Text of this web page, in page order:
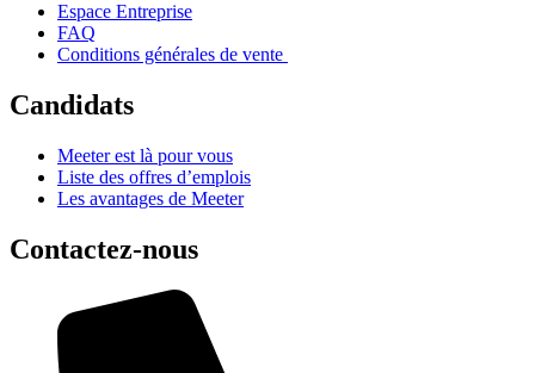
Espace Entreprise
FAQ
Conditions générales de vente
Candidats
Meeter est là pour vous
Liste des offres d’emplois
Les avantages de Meeter
Contactez-nous